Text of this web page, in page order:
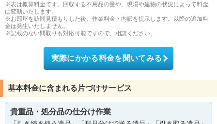
※表は概算料金です。回収する不用品の量や、現場や建物の状況によって料金
は変動いたします。
※お部屋を訪問見積もりした後、作業料金・内訳を提示します。以降の追加料
金は発生いたしません。
※記載のない間取りも対応可能ですので、相談ください。
実際にかかる料金を聞いてみる
基本料金に含まれる片づけサービス
貴重品・処分品の仕分け作業